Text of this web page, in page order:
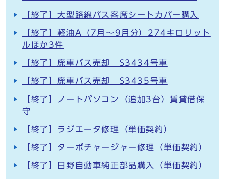
【終了】大型路線バス客席シートカバー購入
【終了】軽油A（7月～9月分）274キロリット
ルほか3件
【終了】廃車バス売却 S3434号車
【終了】廃車バス売却 S3435号車
【終了】ノートパソコン（追加3台）賃貸借保
守
【終了】ラジエータ修理（単価契約）
【終了】ターボチャージャー修理（単価契約）
【終了】日野自動車純正部品購入（単価契約）